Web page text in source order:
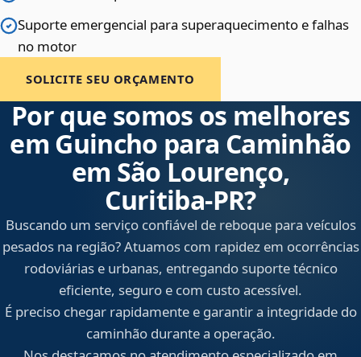
Suporte emergencial para superaquecimento e falhas
no motor
SOLICITE SEU ORÇAMENTO
Por que somos os melhores
em Guincho para Caminhão
em São Lourenço,
Curitiba‑PR?
Buscando um serviço confiável de reboque para veículos
pesados na região? Atuamos com rapidez em ocorrências
rodoviárias e urbanas, entregando suporte técnico
eficiente, seguro e com custo acessível.
É preciso chegar rapidamente e garantir a integridade do
caminhão durante a operação.